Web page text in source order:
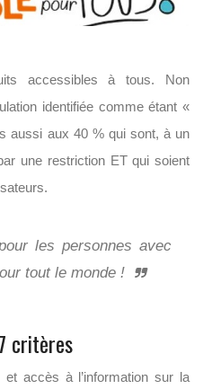
accessibles à tous. Non
identifiée comme étant «
aussi aux 40 % qui sont, à un
une restriction ET qui soient
les personnes avec
tout le monde !
critères
accès à l’information sur la